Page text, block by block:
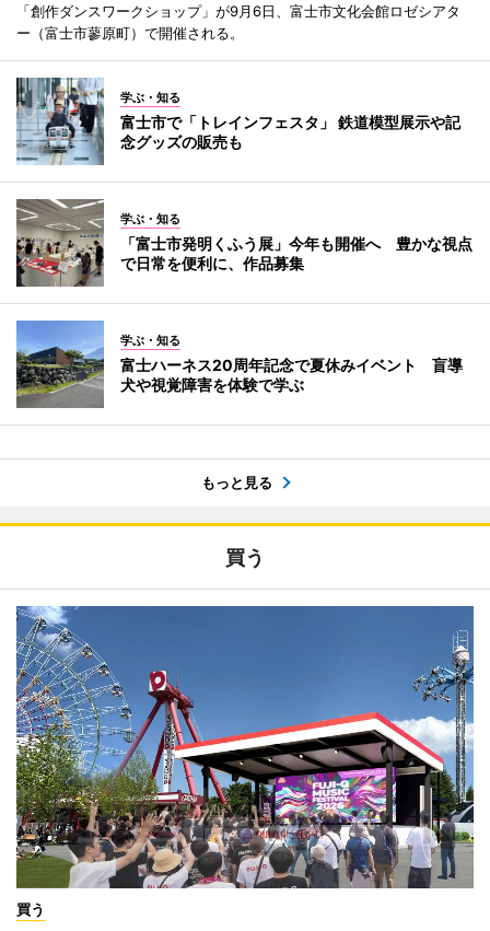
「創作ダンスワークショップ」が9月6日、富士市文化会館ロゼシアタ
ー（富士市蓼原町）で開催される。
学ぶ・知る
富士市で「トレインフェスタ」 鉄道模型展示や記
念グッズの販売も
学ぶ・知る
「富士市発明くふう展」今年も開催へ 豊かな視点
で日常を便利に、作品募集
学ぶ・知る
富士ハーネス20周年記念で夏休みイベント 盲導
犬や視覚障害を体験で学ぶ
もっと見る
買う
買う